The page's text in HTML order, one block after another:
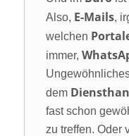
Also, E-Mails,
welchen
immer,
dem
fast schon
zu treffen. Oder